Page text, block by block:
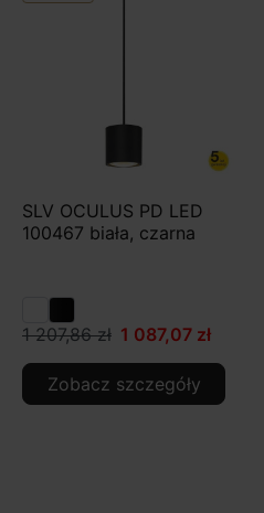
SLV OCULUS PD LED
100467 biała, czarna
1 207,86 zł 1 087,07 zł
Zobacz szczegóły